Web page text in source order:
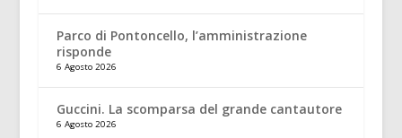
Parco di Pontoncello, l’amministrazione
risponde
6 Agosto 2026
Guccini. La scomparsa del grande cantautore
6 Agosto 2026